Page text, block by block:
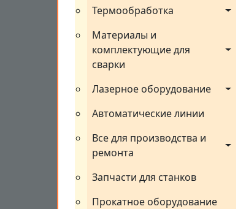
Термообработка
Материалы и
комплектующие для
сварки
Лазерное оборудование
Автоматические линии
Все для производства и
ремонта
Запчасти для станков
Прокатное оборудование